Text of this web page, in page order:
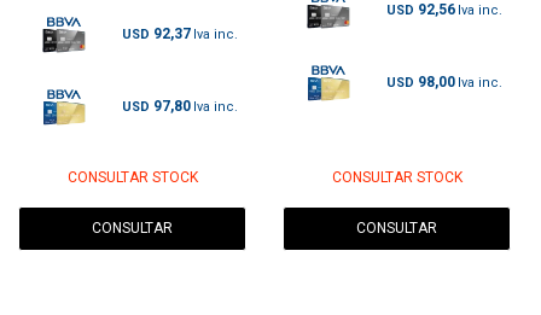
USD 92,37
USD 97,80
CONSULTAR STOCK
CONSULTAR
USD 92,56
USD 98,00
CONSULTAR STOCK
CONSULTAR